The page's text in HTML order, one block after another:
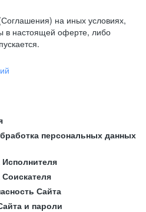
на иных условиях,
в настоящей оферте, либо
персональных данных
Сайта
и пароли